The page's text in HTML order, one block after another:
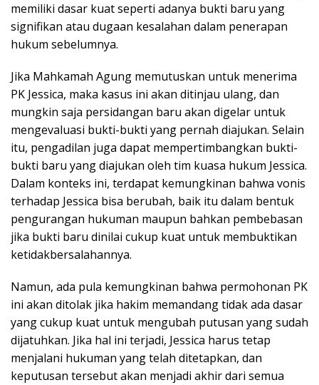
memiliki dasar kuat seperti adanya bukti baru yang
signifikan atau dugaan kesalahan dalam penerapan
hukum sebelumnya.
Jika Mahkamah Agung memutuskan untuk menerima
PK Jessica, maka kasus ini akan ditinjau ulang, dan
mungkin saja persidangan baru akan digelar untuk
mengevaluasi bukti-bukti yang pernah diajukan. Selain
itu, pengadilan juga dapat mempertimbangkan bukti-
bukti baru yang diajukan oleh tim kuasa hukum Jessica.
Dalam konteks ini, terdapat kemungkinan bahwa vonis
terhadap Jessica bisa berubah, baik itu dalam bentuk
pengurangan hukuman maupun bahkan pembebasan
jika bukti baru dinilai cukup kuat untuk membuktikan
ketidakbersalahannya.
Namun, ada pula kemungkinan bahwa permohonan PK
ini akan ditolak jika hakim memandang tidak ada dasar
yang cukup kuat untuk mengubah putusan yang sudah
dijatuhkan. Jika hal ini terjadi, Jessica harus tetap
menjalani hukuman yang telah ditetapkan, dan
keputusan tersebut akan menjadi akhir dari semua